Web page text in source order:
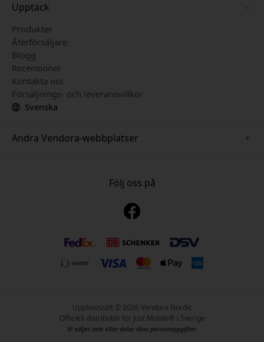
Upptäck
Produkter
Återförsäljare
Blogg
Recensioner
Kontakta oss
Försäljnings- och leveransvillkor
Svenska
Andra Vendora-webbplatser
www.nordicsmartlight.seFölj oss på
Upphovsrätt © 2026 Vendora Nordic
Officiell distributör för Just Mobile® i Sverige
Vi säljer inte eller delar dina personuppgifter.